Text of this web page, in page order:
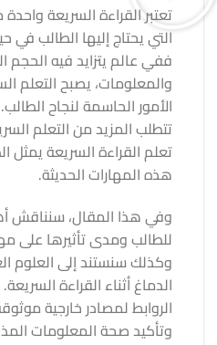
تعتبر القراءة السريعة
التي يحتاج إليها الطالب في
ففي عالم يتزايد فيه الحجم
والمعلومات، يصبح التعلم
الأمور الحاسمة لنجاح
تتطلب المزيد من التعلم
تعلم القراءة السريعة يمثل
هذه المهارات الحديثة.
وفي هذا المقال، سنناقش
للطالب ومدى تأثيرها على
وكذلك سنستند إلى العلوم
الدماغ أثناء القراءة
الروابط لمصادر خارجية
وتأكيد صحة المعلومات